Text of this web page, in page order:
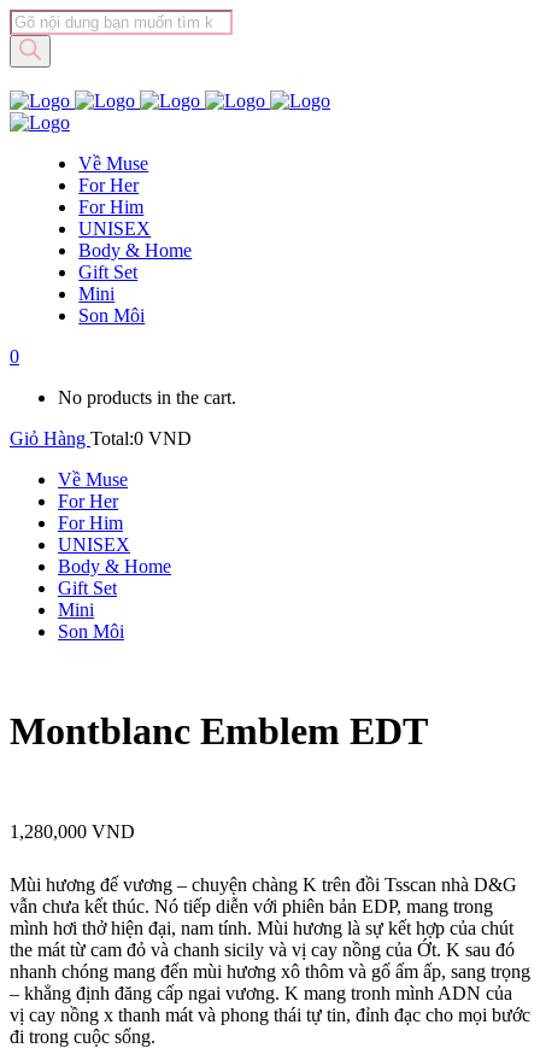
Tìm
kiếm
sản
Về Muse
For Her
For Him
UNISEX
Body & Home
Gift Set
Mini
Son Môi
0
No products in the cart.
Giỏ Hàng Total:0 VND
Về Muse
For Her
For Him
UNISEX
Body & Home
Gift Set
Mini
Son Môi
Montblanc Emblem EDT
1,280,000 VND
Mùi hương đế vương – chuyện chàng K trên đồi Tsscan nhà D&G
vẫn chưa kết thúc. Nó tiếp diễn với phiên bản EDP, mang trong
mình hơi thở hiện đại, nam tính. Mùi hương là sự kết hợp của chút
the mát từ cam đỏ và chanh sicily và vị cay nồng của Ớt. K sau đó
nhanh chóng mang đến mùi hương xô thôm và gố ấm ấp, sang trọng
– khẳng định đăng cấp ngai vương. K mang tronh mình ADN của
vị cay nồng x thanh mát và phong thái tự tin, đỉnh đạc cho mọi bước
đi trong cuộc sống.